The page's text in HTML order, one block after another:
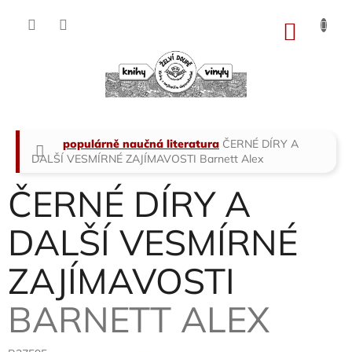
Domů
populárně naučná literatura ČERNÉ DÍRY A
DALŠÍ VESMÍRNÉ ZAJÍMAVOSTI Barnett Alex
ČERNÉ DÍRY A
DALŠÍ VESMÍRNÉ
ZAJÍMAVOSTI
BARNETT ALEX